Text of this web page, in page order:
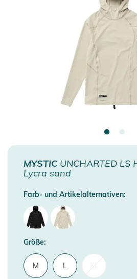
MYSTIC UNCHARTED LS
Lycra sand
Farb- und Artikelalternativen:
Größe:
M L